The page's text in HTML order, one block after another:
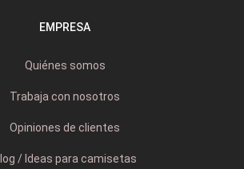
EMPRESA
Quiénes somos
Trabaja con nosotros
Opiniones de clientes
/ Ideas para camisetas